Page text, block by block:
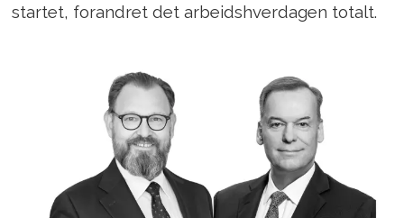
startet, forandret det arbeidshverdagen totalt.